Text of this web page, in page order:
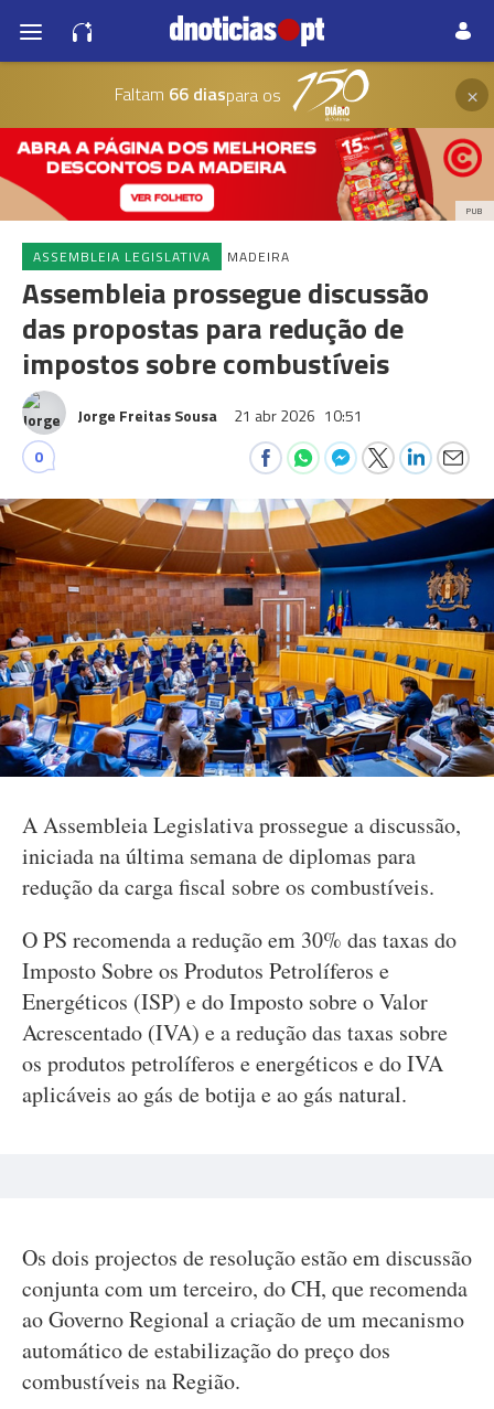
Faltam 66 diaspara os ×
PUB
ASSEMBLEIA LEGISLATIVA MADEIRA
Assembleia prossegue discussão
das propostas para redução de
impostos sobre combustíveis
Jorge Freitas Sousa 21 abr 2026 10:51
0
A Assembleia Legislativa prossegue a discussão,
iniciada na última semana de diplomas para
redução da carga fiscal sobre os combustíveis.
O PS recomenda a redução em 30% das taxas do
Imposto Sobre os Produtos Petrolíferos e
Energéticos (ISP) e do Imposto sobre o Valor
Acrescentado (IVA) e a redução das taxas sobre
os produtos petrolíferos e energéticos e do IVA
aplicáveis ao gás de botija e ao gás natural.
Os dois projectos de resolução estão em discussão
conjunta com um terceiro, do CH, que recomenda
ao Governo Regional a criação de um mecanismo
automático de estabilização do preço dos
combustíveis na Região.